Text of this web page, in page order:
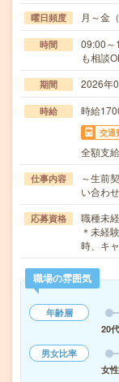
曜日頻度 月～金
時間
09:00
も相談
期間 2026年
時給 時給
交通
全額支給
仕事内容
～生前
い合わ
応募資格
職種未
＊未経
時、キ
職場の雰囲気
年齢層
20代
男女比率
女性